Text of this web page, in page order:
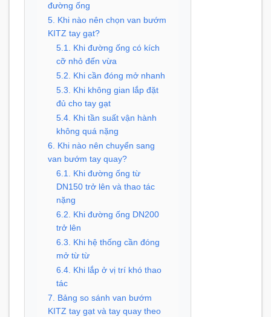
đường ống
5. Khi nào nên chọn van bướm
KITZ tay gạt?
5.1. Khi đường ống có kích
cỡ nhỏ đến vừa
5.2. Khi cần đóng mở nhanh
5.3. Khi không gian lắp đặt
đủ cho tay gạt
5.4. Khi tần suất vận hành
không quá nặng
6. Khi nào nên chuyển sang
van bướm tay quay?
6.1. Khi đường ống từ
DN150 trở lên và thao tác
nặng
6.2. Khi đường ống DN200
trở lên
6.3. Khi hệ thống cần đóng
mở từ từ
6.4. Khi lắp ở vị trí khó thao
tác
7. Bảng so sánh van bướm
KITZ tay gạt và tay quay theo